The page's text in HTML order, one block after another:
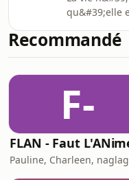
histoires
d&#39;autrefois. Texte :
Mlle Latappy
qu&#39;elle
va le
tomber par
écouter pour
l&#39;aller
votre enfant
Recommandé
F-
FLAN - Faut